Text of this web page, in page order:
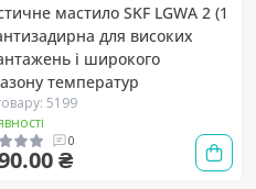
мастило SKF LGWA 2 (1
для високих
і широкого
температур
5199
0
₴